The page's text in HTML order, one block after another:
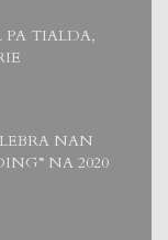
TIALDA,
NAN
NA 2020